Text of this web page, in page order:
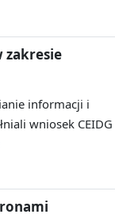
zakresie
informacji i
wniosek CEIDG